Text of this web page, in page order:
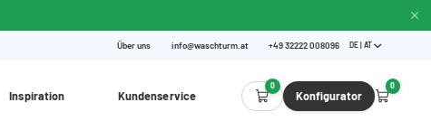
Über uns info@waschturm.at +49 32222 008096 DE | AT
Inspiration Kundenservice
0
Konfigurator
0